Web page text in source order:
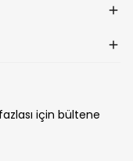
için bültene